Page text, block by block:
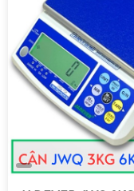
nghiêm ngặt về
quan kiểm định
cho cân điện tử 3 tấn.
Dịch vụ bảo trì,
Bên cạnh hoạt
với đội
đơn giản đến phức
lên tín hiệu, hiển thị